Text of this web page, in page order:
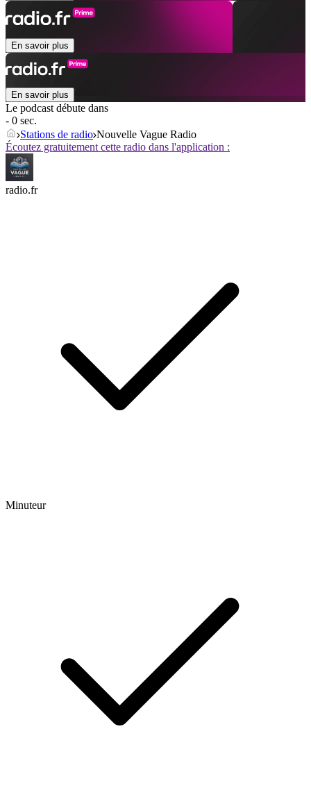
En savoir plus
En savoir plus
Le podcast débute dans
- 0 sec.
Stations de radio Nouvelle Vague Radio
Écoutez gratuitement cette radio dans l'application :
radio.fr
Minuteur